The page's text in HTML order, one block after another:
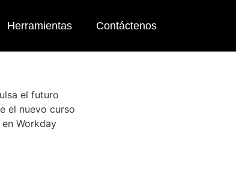
Herramientas Contáctenos